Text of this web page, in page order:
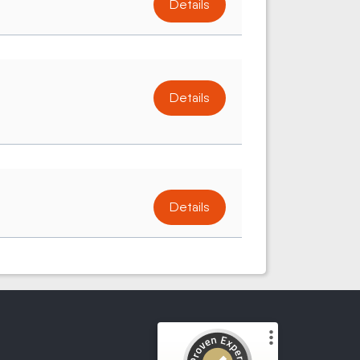
Details
Details
Details